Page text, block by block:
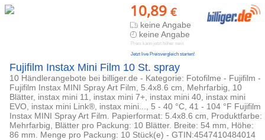
10,89 €
keine Angabe
keine Angabe
Preis kann jetzt höher sein
Jetzt live Preisvergleich starten!
Fujifilm Instax Mini Film 10 St. spray
10 Händlerangebote bei billiger.de - Kategorie: Fotofilme - Fujifilm -
Fujifilm Instax MINI Spray Art Film, 5.4x8.6 cm, Mehrfarbig, 10
Blätter, instax mini 11, instax mini 7+, instax mini 40, instax mini
EVO, instax mini Link®, instax mini..., 5 - 40 °C, 41 - 104 °F Fujifilm
Instax MINI Spray Art Film. Papierformat: 5.4x8.6 cm, Produktfarbe:
Mehrfarbig, Blätter pro Packung: 10 Blätter. Breite: 54 mm, Höhe:
86 mm. Menge pro Packung: 10 Stück(e) - GTIN:4547410484014